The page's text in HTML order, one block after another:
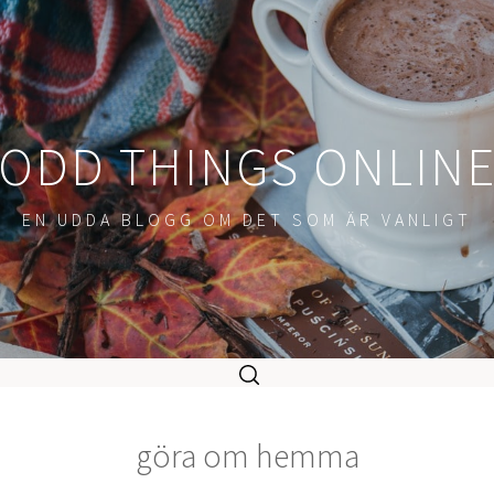
THINGS
EN UDDA BLOGG OM DET SOM ÄR VANLIGT
göra om hemma